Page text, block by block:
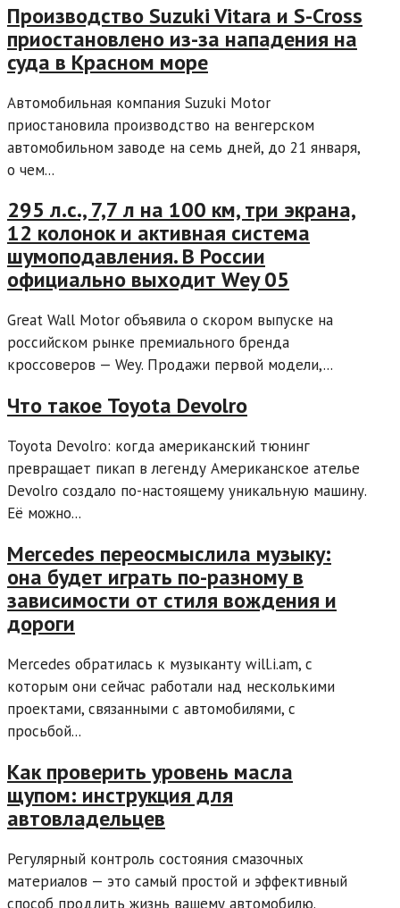
Производство Suzuki Vitara и S-Cross
приостановлено из-за нападения на
суда в Красном море
Автомобильная компания Suzuki Motor
приостановила производство на венгерском
автомобильном заводе на семь дней, до 21 января,
о чем...
295 л.с., 7,7 л на 100 км, три экрана,
12 колонок и активная система
шумоподавления. В России
официально выходит Wey 05
Great Wall Motor объявила о скором выпуске на
российском рынке премиального бренда
кроссоверов — Wey. Продажи первой модели,...
Что такое Toyota Devolro
Toyota Devolro: когда американский тюнинг
превращает пикап в легенду Американское ателье
Devolro создало по-настоящему уникальную машину.
Её можно...
Mercedes переосмыслила музыку:
она будет играть по-разному в
зависимости от стиля вождения и
дороги
Mercedes обратилась к музыканту will.i.am, с
которым они сейчас работали над несколькими
проектами, связанными с автомобилями, с
просьбой...
Как проверить уровень масла
щупом: инструкция для
автовладельцев
Регулярный контроль состояния смазочных
материалов — это самый простой и эффективный
способ продлить жизнь вашему автомобилю.